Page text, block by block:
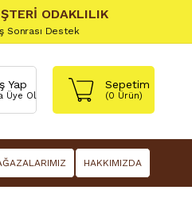
ODAKLILIK
Sonrası Destek
Yap
Üye Ol
Sepetim
(0 Ürün)
HAKKIMIZDA